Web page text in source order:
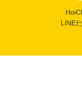
LINE